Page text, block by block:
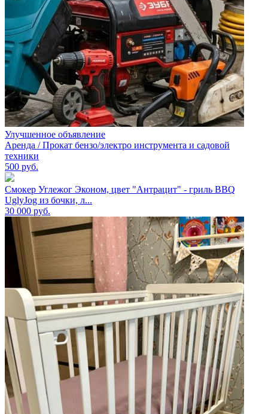
Улучшенное объявление
Аренда / Прокат бензо/электро инструмента и садовой
техники
500 руб.
Смокер Углежог Эконом, цвет "Антрацит" - гриль BBQ
UglyJog из бочки, л...
30 000 руб.